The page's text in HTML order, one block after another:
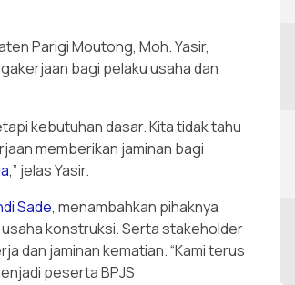
Parigi Moutong, Moh. Yasir,
bagi pelaku usaha dan
kebutuhan dasar. Kita tidak tahu
memberikan jaminan bagi
,” jelas Yasir.
Sade, menambahkan pihaknya
konstruksi. Serta stakeholder
dan jaminan kematian. “Kami terus
peserta BPJS